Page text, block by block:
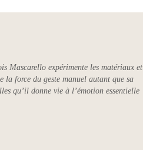
Mascarello expérimente les matériaux et
la force du geste manuel autant que sa
qu’il donne vie à l’émotion essentielle